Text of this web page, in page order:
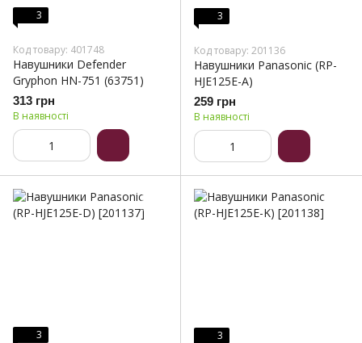
3
Код товару: 401748
Навушники Defender
Gryphon HN-751 (63751)
313 грн
В наявності
3
Код товару: 201136
Навушники Panasonic (RP-
HJE125E-A)
259 грн
В наявності
3 3